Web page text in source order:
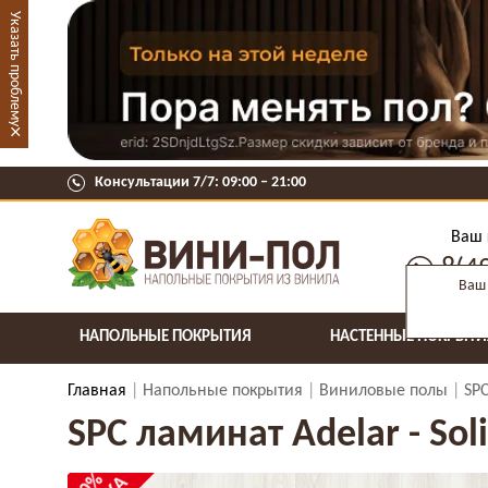
Консультации 7/7: 09:00 ‒ 21:00
Ваш
Ваш
НАПОЛЬНЫЕ ПОКРЫТИЯ НАСТЕННЫЕ
Главная Напольные покрытия Виниловые полы
SPC ламинат Adelar -
Указать проблему
×